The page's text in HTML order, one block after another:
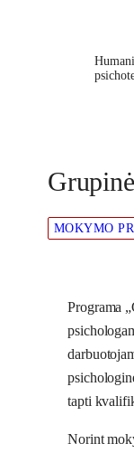
MOKYMO
Programa
tapti
Norint